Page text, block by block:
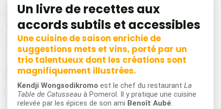
Un livre de recettes aux
accords subtils et accessibles
Une cuisine de saison enrichie de
suggestions mets et vins, porté par un
trio talentueux dont les créations sont
magnifiquement illustrées.
Kendji Wongsodikromo est le chef du restaurant La
Table de Catusseau à Pomerol. Il y pratique une cuisine
relevée par les épices de son ami Benoît Aubé.